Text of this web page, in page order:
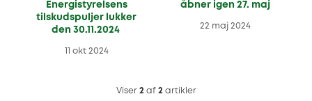
Energistyrelsens
tilskudspuljer lukker
den 30.11.2024
11 okt 2024
åbner igen 27. maj
22 maj 2024
Viser 2 af 2 artikler